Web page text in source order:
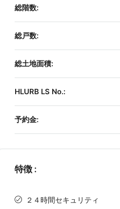
総階数:
総戸数:
総土地面積:
HLURB LS No.:
予約金:
特徴 :
２４時間セキュリティ